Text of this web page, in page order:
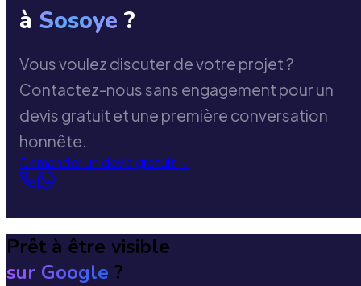
à Sosoye ?
Vous voulez discuter de votre projet ?
Contactez-nous sans engagement pour un
devis gratuit et une première conversation
honnête.
Demander un devis gratuit→
Prêt à être visible
sur Google ?